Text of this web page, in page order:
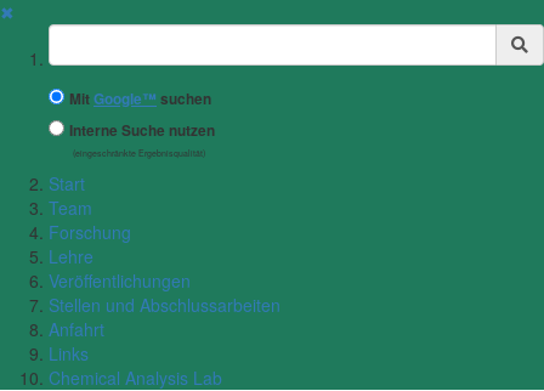
✖
Suchbegriff
MitGoogle™ suchen
Interne Suche nutzen
(eingeschränkte Ergebnisqualität)
Start
Team
Forschung
Lehre
Veröffentlichungen
Stellen und Abschlussarbeiten
Anfahrt
Links
Chemical Analysis Lab